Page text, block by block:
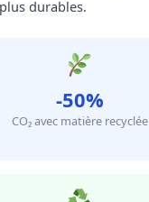
durables.
-50%
CO₂ avec matière recyclée